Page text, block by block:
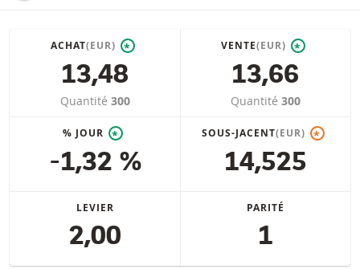
ACHAT(EUR) *
13,48
Quantité 300
VENTE(EUR) *
13,66
Quantité 300
% JOUR *
-1,32 %
SOUS-JACENT(EUR) *
14,525
LEVIER
2,00
PARITÉ
1